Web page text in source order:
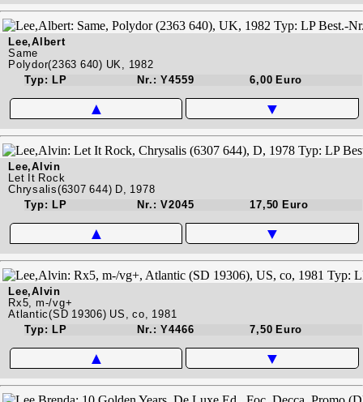
Lee,Albert
Same
Polydor(2363 640) UK, 1982
Typ: LP
Nr.: Y4559 6,00 Euro
▲ ▼
Lee,Alvin
Let It Rock
Chrysalis(6307 644) D, 1978
Typ: LP
Nr.: V2045 17,50 Euro
▲ ▼
Lee,Alvin
Rx5, m-/vg+
Atlantic(SD 19306) US, co, 1981
Typ: LP
Nr.: Y4466 7,50 Euro
▲ ▼